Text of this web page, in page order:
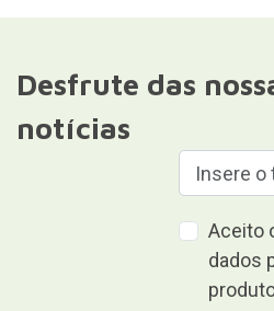
Desfrute das
notícias
Aceito
dados